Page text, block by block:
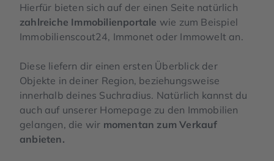
Hierfür bieten sich auf der einen Seite natürlich
zahlreiche Immobilienportale wie zum Beispiel
Immobilienscout24, Immonet oder Immowelt an.
Diese liefern dir einen ersten Überblick der
Objekte in deiner Region, beziehungsweise
innerhalb deines Suchradius. Natürlich kannst du
auch auf unserer Homepage zu den Immobilien
gelangen, die wir momentan zum Verkauf
anbieten.